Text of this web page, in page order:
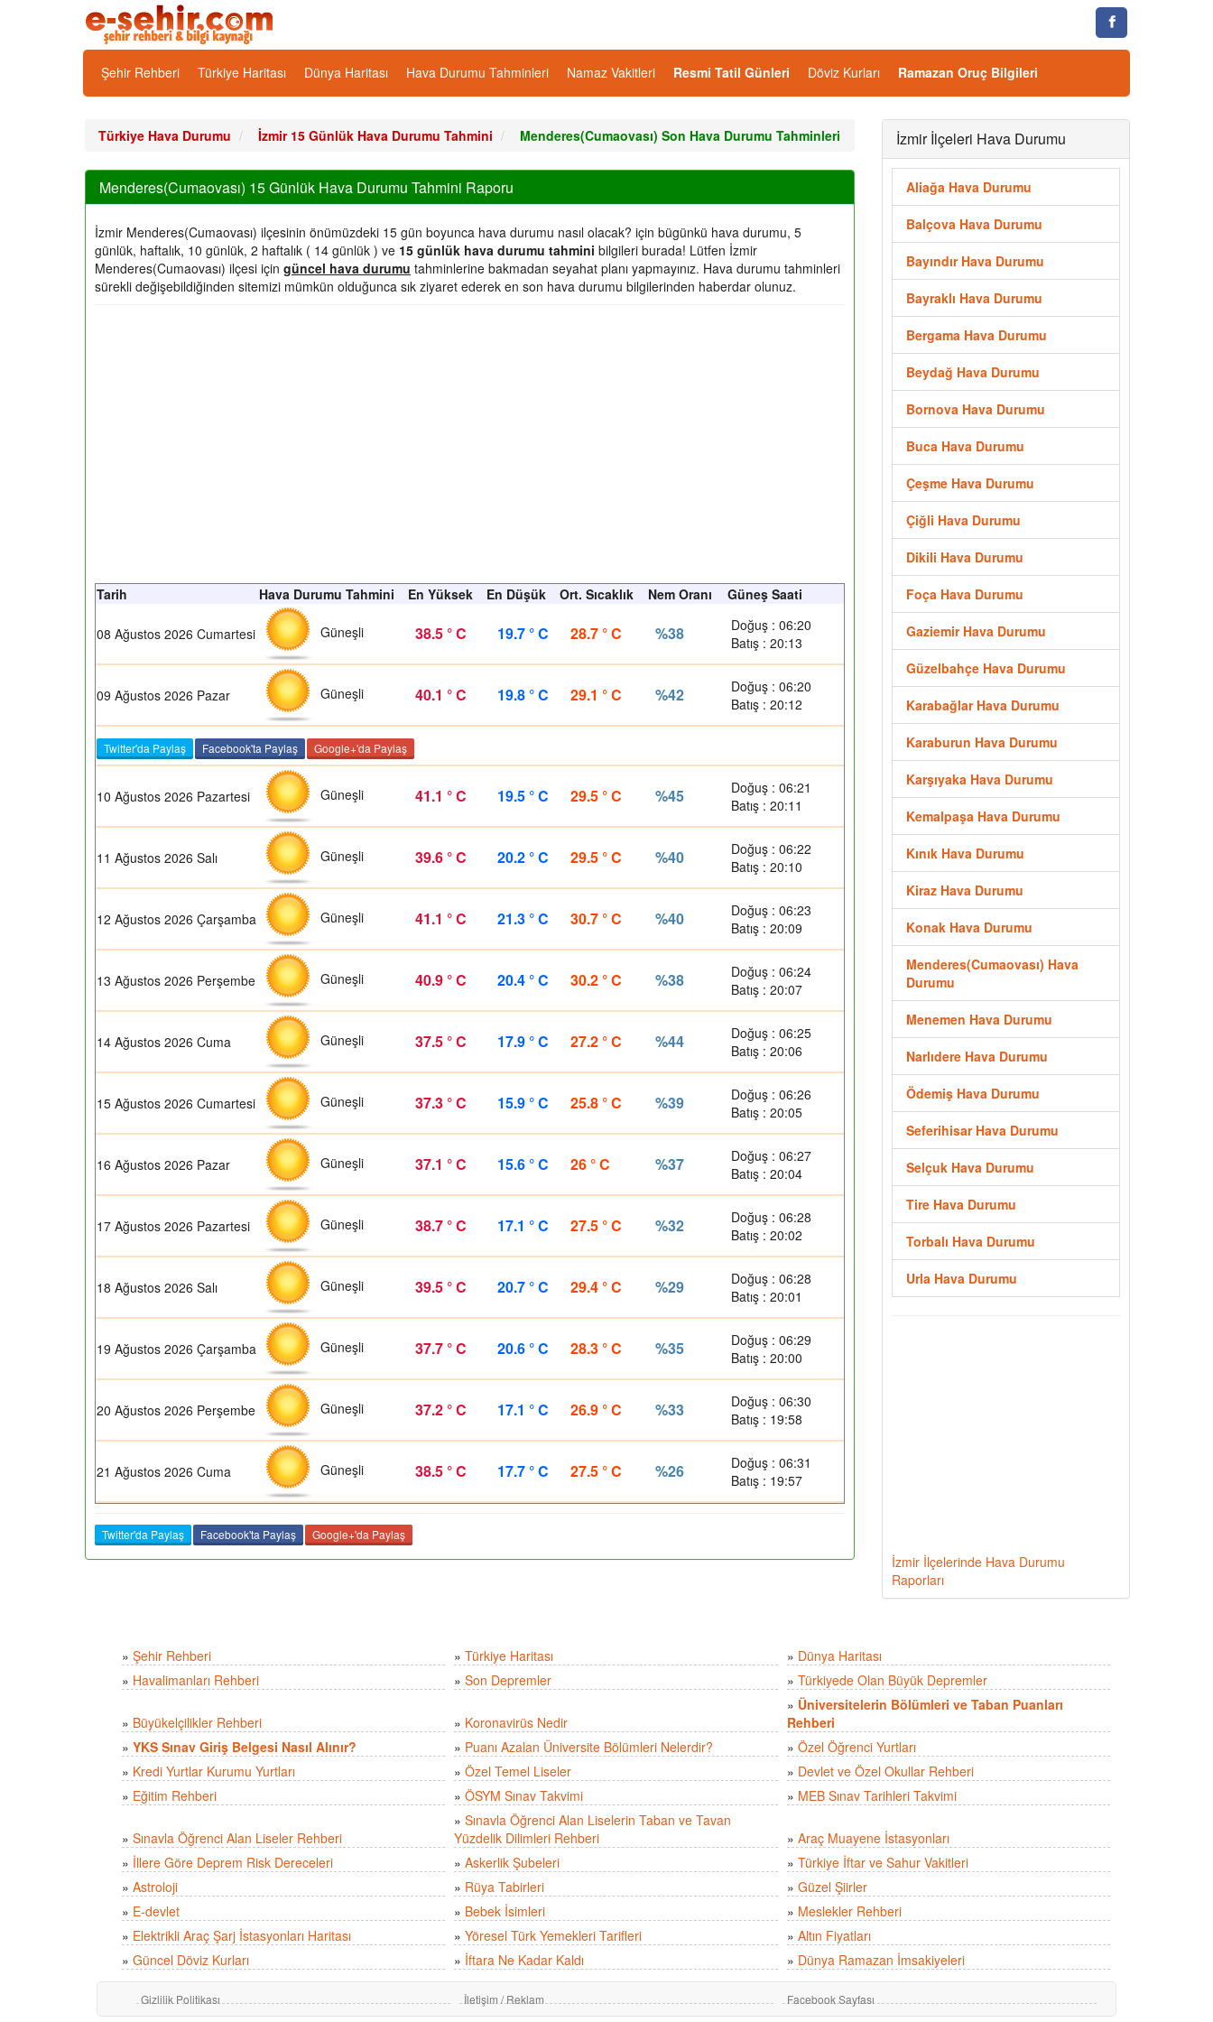
Şehir Rehberi Türkiye Haritası Dünya Haritası Hava Durumu Tahminleri Namaz Vakitleri Resmi Tatil Günleri Döviz Kurları Ramazan Oruç Bilgileri
Türkiye Hava Durumu İzmir 15 Günlük Hava Durumu Tahmini Menderes(Cumaovası) Son Hava Durumu Tahminleri
Menderes(Cumaovası) 15 Günlük Hava Durumu Tahmini Raporu
İzmir Menderes(Cumaovası) ilçesinin önümüzdeki 15 gün boyunca hava durumu nasıl olacak? için bügünkü hava durumu, 5
günlük, haftalık, 10 günlük, 2 haftalık ( 14 günlük ) ve 15 günlük hava durumu tahmini bilgileri burada! Lütfen İzmir
Menderes(Cumaovası) ilçesi için güncel hava durumu tahminlerine bakmadan seyahat planı yapmayınız. Hava durumu tahminleri
sürekli değişebildiğinden sitemizi mümkün olduğunca sık ziyaret ederek en son hava durumu bilgilerinden haberdar olunuz.
Tarih Hava Durumu Tahmini En Yüksek En Düşük Ort. Sıcaklık Nem Oranı Güneş Saati
08 Ağustos 2026 Cumartesi Güneşli 38.5 ° C 19.7 ° C 28.7 ° C %38
Doğuş : 06:20
Batış : 20:13
09 Ağustos 2026 Pazar Güneşli 40.1 ° C 19.8 ° C 29.1 ° C %42
Doğuş : 06:20
Batış : 20:12
Twitter'da Paylaş Facebook'ta Paylaş Google+'da Paylaş
10 Ağustos 2026 Pazartesi Güneşli 41.1 ° C 19.5 ° C 29.5 ° C %45
Doğuş : 06:21
Batış : 20:11
11 Ağustos 2026 Salı Güneşli 39.6 ° C 20.2 ° C 29.5 ° C %40
Doğuş : 06:22
Batış : 20:10
12 Ağustos 2026 Çarşamba Güneşli 41.1 ° C 21.3 ° C 30.7 ° C %40
Doğuş : 06:23
Batış : 20:09
13 Ağustos 2026 Perşembe Güneşli 40.9 ° C 20.4 ° C 30.2 ° C %38
Doğuş : 06:24
Batış : 20:07
14 Ağustos 2026 Cuma Güneşli 37.5 ° C 17.9 ° C 27.2 ° C %44
Doğuş : 06:25
Batış : 20:06
15 Ağustos 2026 Cumartesi Güneşli 37.3 ° C 15.9 ° C 25.8 ° C %39
Doğuş : 06:26
Batış : 20:05
16 Ağustos 2026 Pazar Güneşli 37.1 ° C 15.6 ° C 26 ° C %37
Doğuş : 06:27
Batış : 20:04
17 Ağustos 2026 Pazartesi Güneşli 38.7 ° C 17.1 ° C 27.5 ° C %32
Doğuş : 06:28
Batış : 20:02
18 Ağustos 2026 Salı Güneşli 39.5 ° C 20.7 ° C 29.4 ° C %29
Doğuş : 06:28
Batış : 20:01
19 Ağustos 2026 Çarşamba Güneşli 37.7 ° C 20.6 ° C 28.3 ° C %35
Doğuş : 06:29
Batış : 20:00
20 Ağustos 2026 Perşembe Güneşli 37.2 ° C 17.1 ° C 26.9 ° C %33
Doğuş : 06:30
Batış : 19:58
21 Ağustos 2026 Cuma Güneşli 38.5 ° C 17.7 ° C 27.5 ° C %26
Doğuş : 06:31
Batış : 19:57
Twitter'da Paylaş Facebook'ta Paylaş Google+'da Paylaş
İzmir İlçeleri Hava Durumu
Aliağa Hava Durumu
Balçova Hava Durumu
Bayındır Hava Durumu
Bayraklı Hava Durumu
Bergama Hava Durumu
Beydağ Hava Durumu
Bornova Hava Durumu
Buca Hava Durumu
Çeşme Hava Durumu
Çiğli Hava Durumu
Dikili Hava Durumu
Foça Hava Durumu
Gaziemir Hava Durumu
Güzelbahçe Hava Durumu
Karabağlar Hava Durumu
Karaburun Hava Durumu
Karşıyaka Hava Durumu
Kemalpaşa Hava Durumu
Kınık Hava Durumu
Kiraz Hava Durumu
Konak Hava Durumu
Menderes(Cumaovası) Hava
Durumu
Menemen Hava Durumu
Narlıdere Hava Durumu
Ödemiş Hava Durumu
Seferihisar Hava Durumu
Selçuk Hava Durumu
Tire Hava Durumu
Torbalı Hava Durumu
Urla Hava Durumu
İzmir İlçelerinde Hava Durumu
Raporları
» Şehir Rehberi » Türkiye Haritası » Dünya Haritası
» Havalimanları Rehberi » Son Depremler » Türkiyede Olan Büyük Depremler
» Büyükelçilikler Rehberi » Koronavirüs Nedir
» Üniversitelerin Bölümleri ve Taban Puanları
Rehberi
» YKS Sınav Giriş Belgesi Nasıl Alınır? » Puanı Azalan Üniversite Bölümleri Nelerdir? » Özel Öğrenci Yurtları
» Kredi Yurtlar Kurumu Yurtları » Özel Temel Liseler » Devlet ve Özel Okullar Rehberi
» Eğitim Rehberi » ÖSYM Sınav Takvimi » MEB Sınav Tarihleri Takvimi
» Sınavla Öğrenci Alan Liseler Rehberi
» Sınavla Öğrenci Alan Liselerin Taban ve Tavan
Yüzdelik Dilimleri Rehberi
» Araç Muayene İstasyonları
» İllere Göre Deprem Risk Dereceleri » Askerlik Şubeleri » Türkiye İftar ve Sahur Vakitleri
» Astroloji » Rüya Tabirleri » Güzel Şiirler
» E-devlet » Bebek İsimleri » Meslekler Rehberi
» Elektrikli Araç Şarj İstasyonları Haritası » Yöresel Türk Yemekleri Tarifleri » Altın Fiyatları
» Güncel Döviz Kurları » İftara Ne Kadar Kaldı » Dünya Ramazan İmsakiyeleri
Gizlilik Politikası İletişim / Reklam Facebook Sayfası